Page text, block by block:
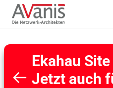
Ekahau
Jetzt auch